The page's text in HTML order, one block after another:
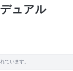
ュアル
ています。